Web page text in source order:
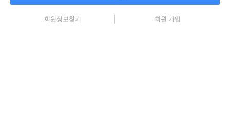
회원정보찾기 회원 가입